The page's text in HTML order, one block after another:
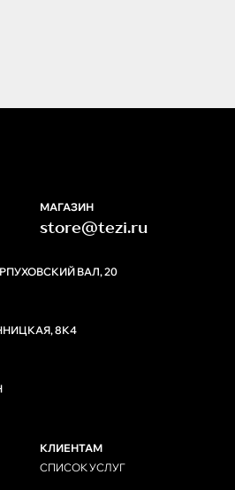
ВАЛ, 20
8К4
МАГАЗИН
store@tezi.ru
КЛИЕНТАМ
СПИСОК УСЛУГ